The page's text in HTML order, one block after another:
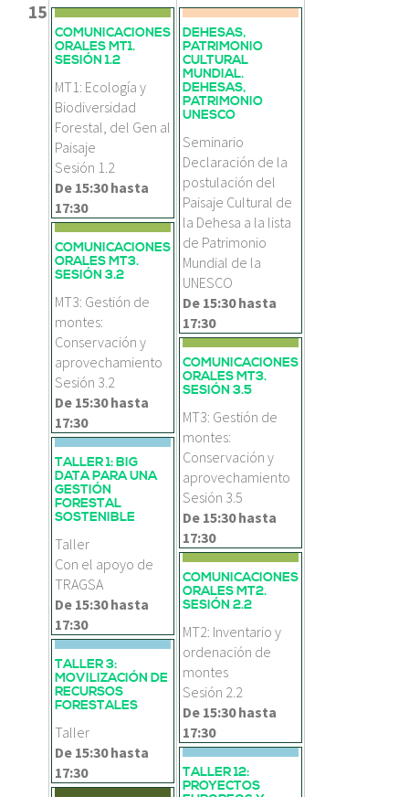
15
COMUNICACIONES
ORALES MT1.
SESIÓN 1.2
MT1: Ecología y
Biodiversidad
Forestal, del Gen al
Paisaje
Sesión 1.2
De 15:30hasta
17:30
COMUNICACIONES
ORALES MT3.
SESIÓN 3.2
MT3: Gestión de
montes:
Conservación y
aprovechamiento
Sesión 3.2
De 15:30hasta
17:30
TALLER 1: BIG
DATA PARA UNA
GESTIÓN
FORESTAL
SOSTENIBLE
Taller
Con el apoyo de
TRAGSA
De 15:30hasta
17:30
TALLER 3:
MOVILIZACIÓN DE
RECURSOS
FORESTALES
Taller
De 15:30hasta
17:30
DEHESAS,
PATRIMONIO
CULTURAL
MUNDIAL.
DEHESAS,
PATRIMONIO
UNESCO
Seminario
Declaración de la
postulación del
Paisaje Cultural de
la Dehesa a la lista
de Patrimonio
Mundial de la
UNESCO
De 15:30hasta
17:30
COMUNICACIONES
ORALES MT3.
SESIÓN 3.5
MT3: Gestión de
montes:
Conservación y
aprovechamiento
Sesión 3.5
De 15:30hasta
17:30
COMUNICACIONES
ORALES MT2.
SESIÓN 2.2
MT2: Inventario y
ordenación de
montes
Sesión 2.2
De 15:30hasta
17:30
TALLER 12:
PROYECTOS